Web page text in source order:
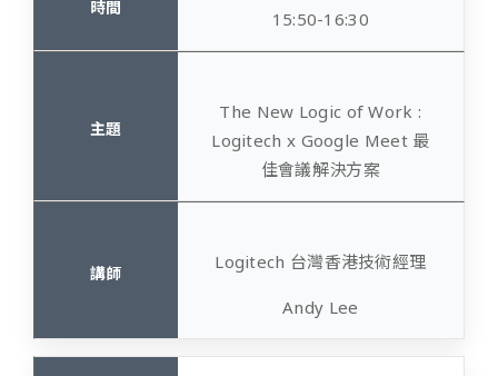
15:50-16:30
The New Logic of Work :
Logitech x Google Meet 最
佳會議解決方案
Logitech 台灣香港技術經理
Andy Lee